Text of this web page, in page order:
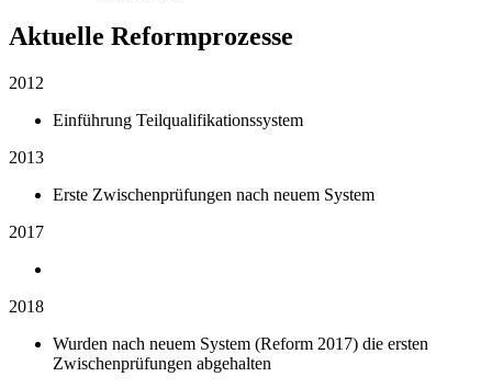
Aktuelle Reformprozesse
2012
Einführung Teilqualifikationssystem
2013
Erste Zwischenprüfungen nach neuem System
2017
2018
Wurden nach neuem System (Reform 2017) die ersten
Zwischenprüfungen abgehalten